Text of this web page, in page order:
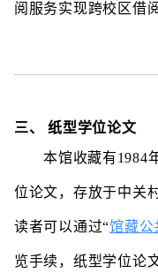
阅服务实现跨校区借
三、 纸型学位论文
本馆收藏有1984
位论文，存放于中关
读者可以通过“馆藏公
览手续，纸型学位论